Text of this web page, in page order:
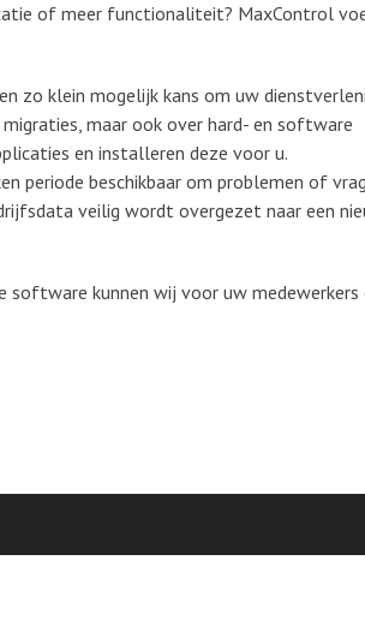
of meer functionaliteit? MaxControl
zo klein mogelijk kans om uw
maar ook over hard- en software
en installeren deze voor u.
periode beschikbaar om problemen of
veilig wordt overgezet naar een
kunnen wij voor uw medewerkers